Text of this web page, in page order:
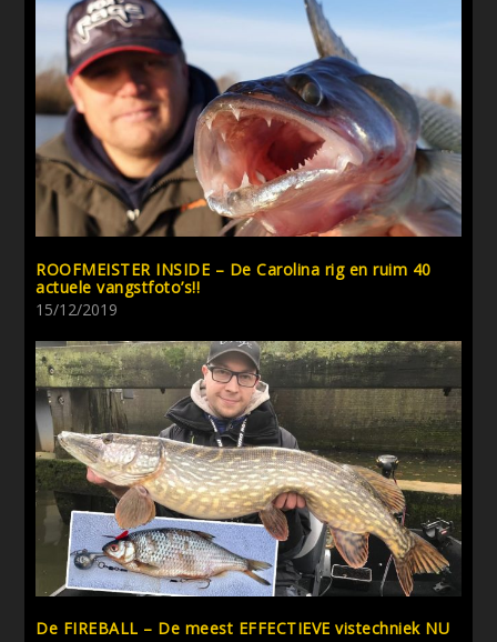
ROOFMEISTER INSIDE – De Carolina rig en ruim 40
actuele vangstfoto’s!!
15/12/2019
De FIREBALL – De meest EFFECTIEVE vistechniek NU